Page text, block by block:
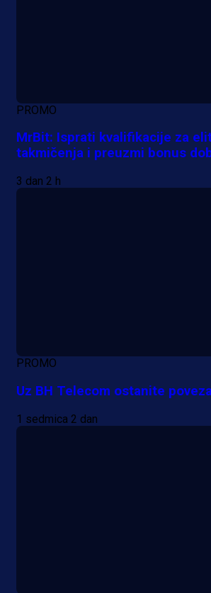
PROMO
MrBit: Isprati kvalifikacije za
takmičenja i preuzmi bonus
3 dan 2 h
PROMO
Uz BH Telecom ostanite
1 sedmica 2 dan